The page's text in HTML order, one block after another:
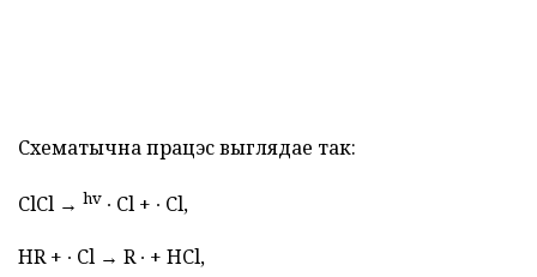
Схематычна працэс выглядае так:
ClCl → hv ∙ Cl + ∙ Cl,
HR + ∙ Cl → R ∙ + HCl,